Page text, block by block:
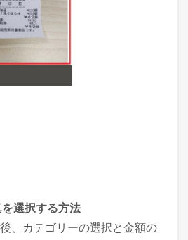
選択する方法
、カテゴリーの選択と金額の